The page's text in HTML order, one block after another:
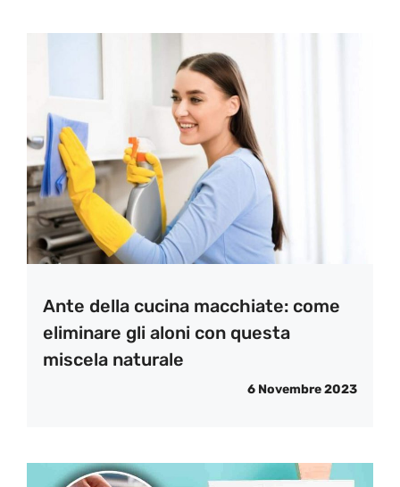
Ante della cucina macchiate: come
eliminare gli aloni con questa
miscela naturale
6 Novembre 2023